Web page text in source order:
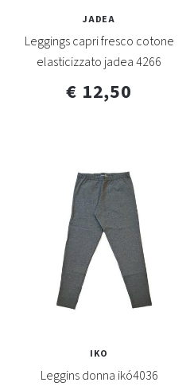
JADEA
Leggings capri fresco cotone
elasticizzato jadea 4266
€ 12,50
IKO
Leggins donna ikó4036